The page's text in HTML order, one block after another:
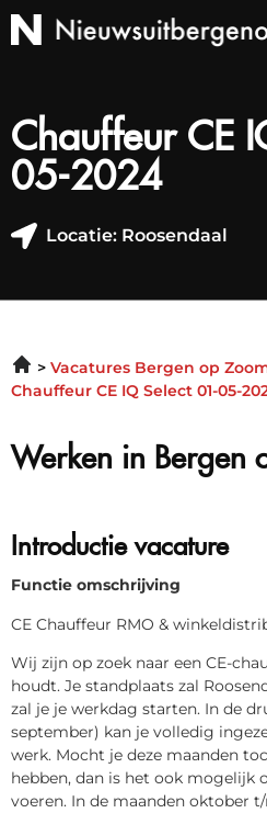
Chauffeur CE
05-2024
Locatie: Roosendaal
Vacatures Bergen op
Chauffeur CE IQ Select 01-05-
Werken in Bergen
Introductie vacature
Functie omschrijving
CE Chauffeur RMO &
Wij zijn op zoek naar een CE-
houdt. Je standplaats zal
zal je je werkdag starten. In de
september) kan je volledig
werk. Mocht je deze maanden
hebben, dan is het ook mogelijk
voeren. In de maanden oktober